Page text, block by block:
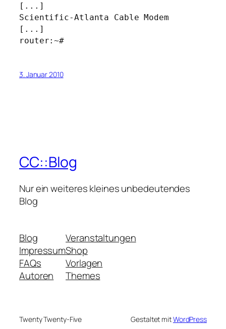
[...]
Scientific-Atlanta Cable Modem
[...]
router:~#
3. Januar 2010
CC::Blog
Nur ein weiteres kleines unbedeutendes
Blog
Blog
Impressum
FAQs
Autoren
Veranstaltungen
Shop
Vorlagen
Themes
Twenty Twenty-Five Gestaltet mitWordPress